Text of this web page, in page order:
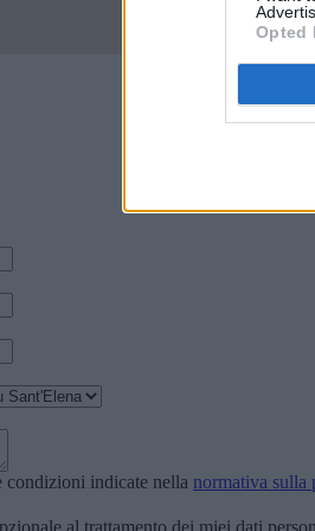
Opted
condizioni indicate nella normativa sulla
al trattamento dei miei dati